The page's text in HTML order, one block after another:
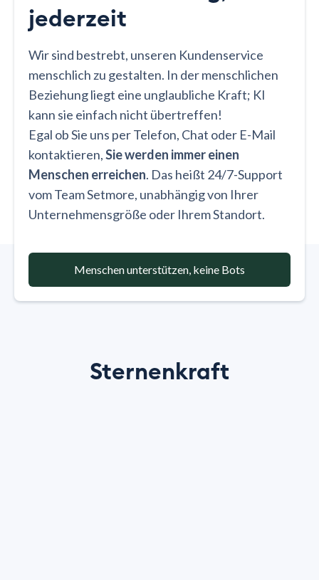
jederzeit
Wir sind bestrebt, unseren Kundenservice
menschlich zu gestalten. In der menschlichen
Beziehung liegt eine unglaubliche Kraft; KI
kann sie einfach nicht übertreffen!
Egal ob Sie uns per Telefon, Chat oder E-Mail
kontaktieren,Sie werden immer einen
Menschen erreichen. Das heißt 24/7-Support
vom Team Setmore, unabhängig von Ihrer
Unternehmensgröße oder Ihrem Standort.
Menschen unterstützen, keine Bots
Sternenkraft